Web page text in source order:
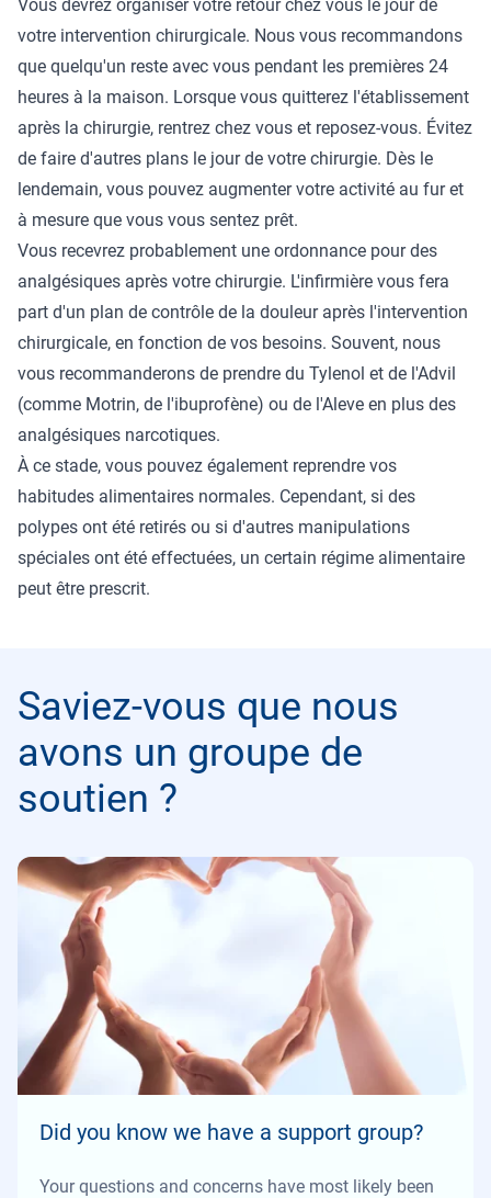
Vous devrez organiser votre retour chez vous le jour de
votre intervention chirurgicale. Nous vous recommandons
que quelqu'un reste avec vous pendant les premières 24
heures à la maison. Lorsque vous quitterez l'établissement
après la chirurgie, rentrez chez vous et reposez-vous. Évitez
de faire d'autres plans le jour de votre chirurgie. Dès le
lendemain, vous pouvez augmenter votre activité au fur et
à mesure que vous vous sentez prêt.
Vous recevrez probablement une ordonnance pour des
analgésiques après votre chirurgie. L'infirmière vous fera
part d'un plan de contrôle de la douleur après l'intervention
chirurgicale, en fonction de vos besoins. Souvent, nous
vous recommanderons de prendre du Tylenol et de l'Advil
(comme Motrin, de l'ibuprofène) ou de l'Aleve en plus des
analgésiques narcotiques.
À ce stade, vous pouvez également reprendre vos
habitudes alimentaires normales. Cependant, si des
polypes ont été retirés ou si d'autres manipulations
spéciales ont été effectuées, un certain régime alimentaire
peut être prescrit.
Saviez-vous que nous
avons un groupe de
soutien ?
Did you know we have a support group?
Your questions and concerns have most likely been